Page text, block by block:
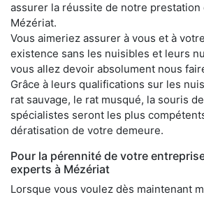
assurer la réussite de notre prestation
Mézériat.
Vous aimeriez assurer à vous et à
existence sans les nuisibles et leurs
vous allez devoir absolument nous
Grâce à leurs qualifications sur les
rat sauvage, le rat musqué, la souris
spécialistes seront les plus
dératisation de votre demeure.
Pour la pérennité de votre
experts à Mézériat
Lorsque vous voulez dès maintenant